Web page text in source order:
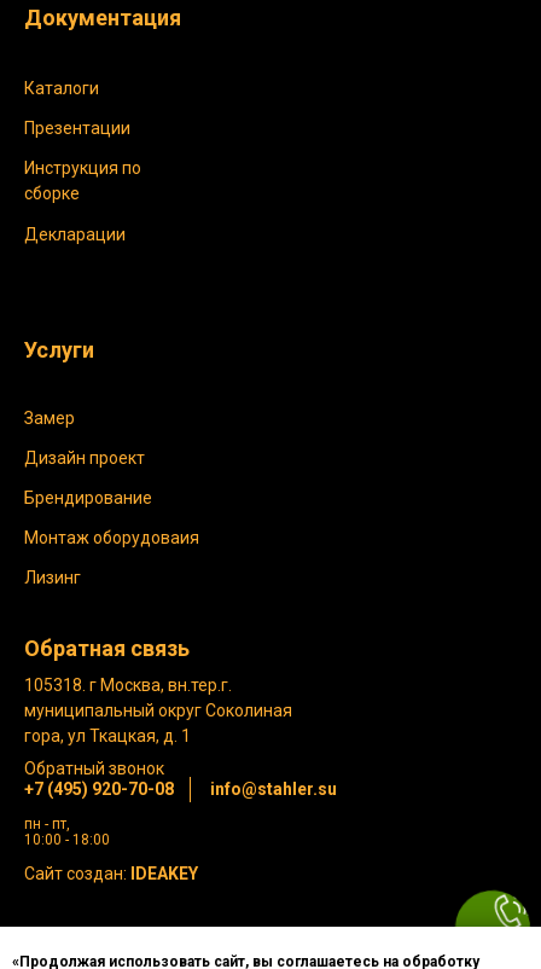
«Продолжая использовать сайт, вы соглашаетесь на обработку
Обратная связь
info@stahler.su
пн - пт,
10:00 - 18:00
Каталоги
Инструкция по
сборке
Услуги
Декларации
Обратный звонок
105318. г Москва, вн.тер.г.
муниципальный округ Соколиная
гора, ул Ткацкая, д. 1
Сайт создан: IDEAKEY
Замер
Монтаж оборудоваия
Презентации
+7 (495) 920-70-08
Документация
Дизайн проект
Лизинг
Брендирование